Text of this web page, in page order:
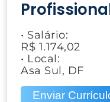
• Salário:
R$ 1.174,02
• Local:
Asa Sul, DF
Enviar